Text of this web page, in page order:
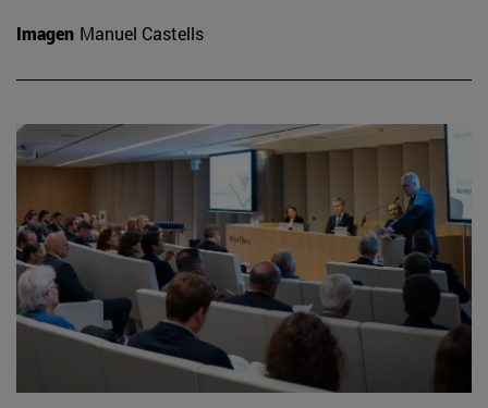
Imagen Manuel Castells